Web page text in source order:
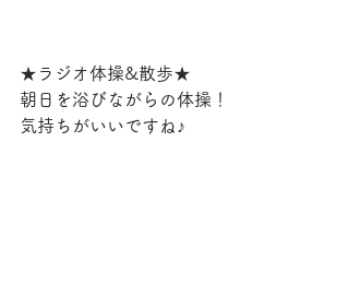
★ラジオ体操&散歩★
朝日を浴びながらの体操！
気持ちがいいですね♪